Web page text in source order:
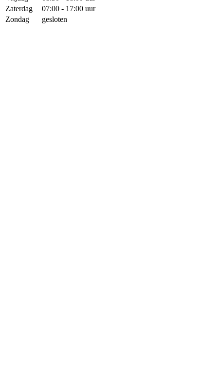
Zaterdag
07:00 - 17:00 uur
Zondag
gesloten